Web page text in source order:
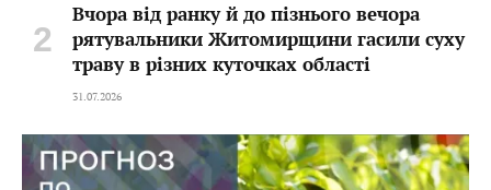
Вчора від ранку й до пізнього вечора
рятувальники Житомирщини гасили суху
траву в різних куточках області
31.07.2026